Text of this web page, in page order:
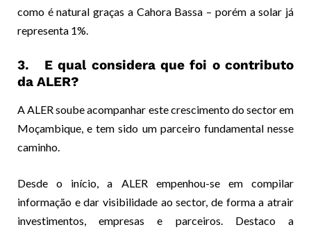
como é natural graças a Cahora Bassa – porém a solar já
representa 1%.
3. E qual considera que foi o contributo
da ALER?
A ALER soube acompanhar este crescimento do sector em
Moçambique, e tem sido um parceiro fundamental nesse
caminho.
Desde o início, a ALER empenhou-se em compilar
informação e dar visibilidade ao sector, de forma a atrair
investimentos, empresas e parceiros. Destaco a